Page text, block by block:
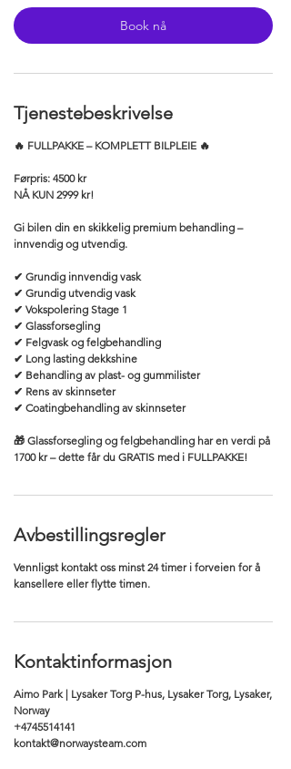
0
i
Book nå
Tjenestebeskrivelse
🔥 FULLPAKKE – KOMPLETT BILPLEIE 🔥
Førpris: 4500 kr
NÅ KUN 2999 kr!
Gi bilen din en skikkelig premium behandling –
innvendig og utvendig.
✔ Grundig innvendig vask
✔ Grundig utvendig vask
✔ Vokspolering Stage 1
✔ Glassforsegling
✔ Felgvask og felgbehandling
✔ Long lasting dekkshine
✔ Behandling av plast- og gummilister
✔ Rens av skinnseter
✔ Coatingbehandling av skinnseter
🎁 Glassforsegling og felgbehandling har en verdi på
1700 kr – dette får du GRATIS med i FULLPAKKE!
Avbestillingsregler
Vennligst kontakt oss minst 24 timer i forveien for å
kansellere eller flytte timen.
Kontaktinformasjon
Aimo Park | Lysaker Torg P-hus, Lysaker Torg, Lysaker,
Norway
+4745514141
kontakt@norwaysteam.com